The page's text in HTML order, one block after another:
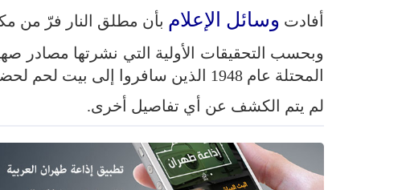
أفادت وسائل الإعلام بأن مطلق النار فرّ من
وبحسب التحقيقات الأولية التي نشرتها مصادر
المحتلة عام 1948 الذين سافروا إلى بيت لحم لحضور حفل.
لم يتم الكشف عن أي تفاصيل أخرى.